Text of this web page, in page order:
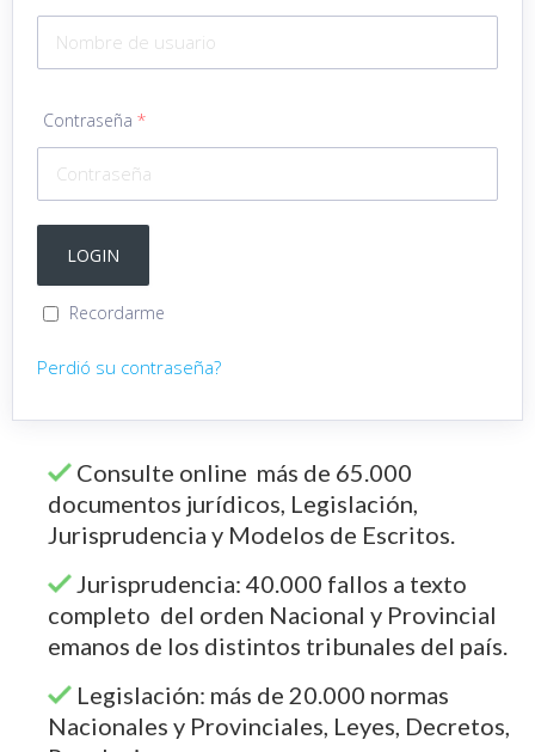
Contraseña *
Recordarme
Perdió su contraseña?
Consulte online más de 65.000
documentos jurídicos, Legislación,
Jurisprudencia y Modelos de Escritos.
Jurisprudencia: 40.000 fallos a texto
completo del orden Nacional y Provincial
emanos de los distintos tribunales del país.
Legislación: más de 20.000 normas
Nacionales y Provinciales, Leyes, Decretos,